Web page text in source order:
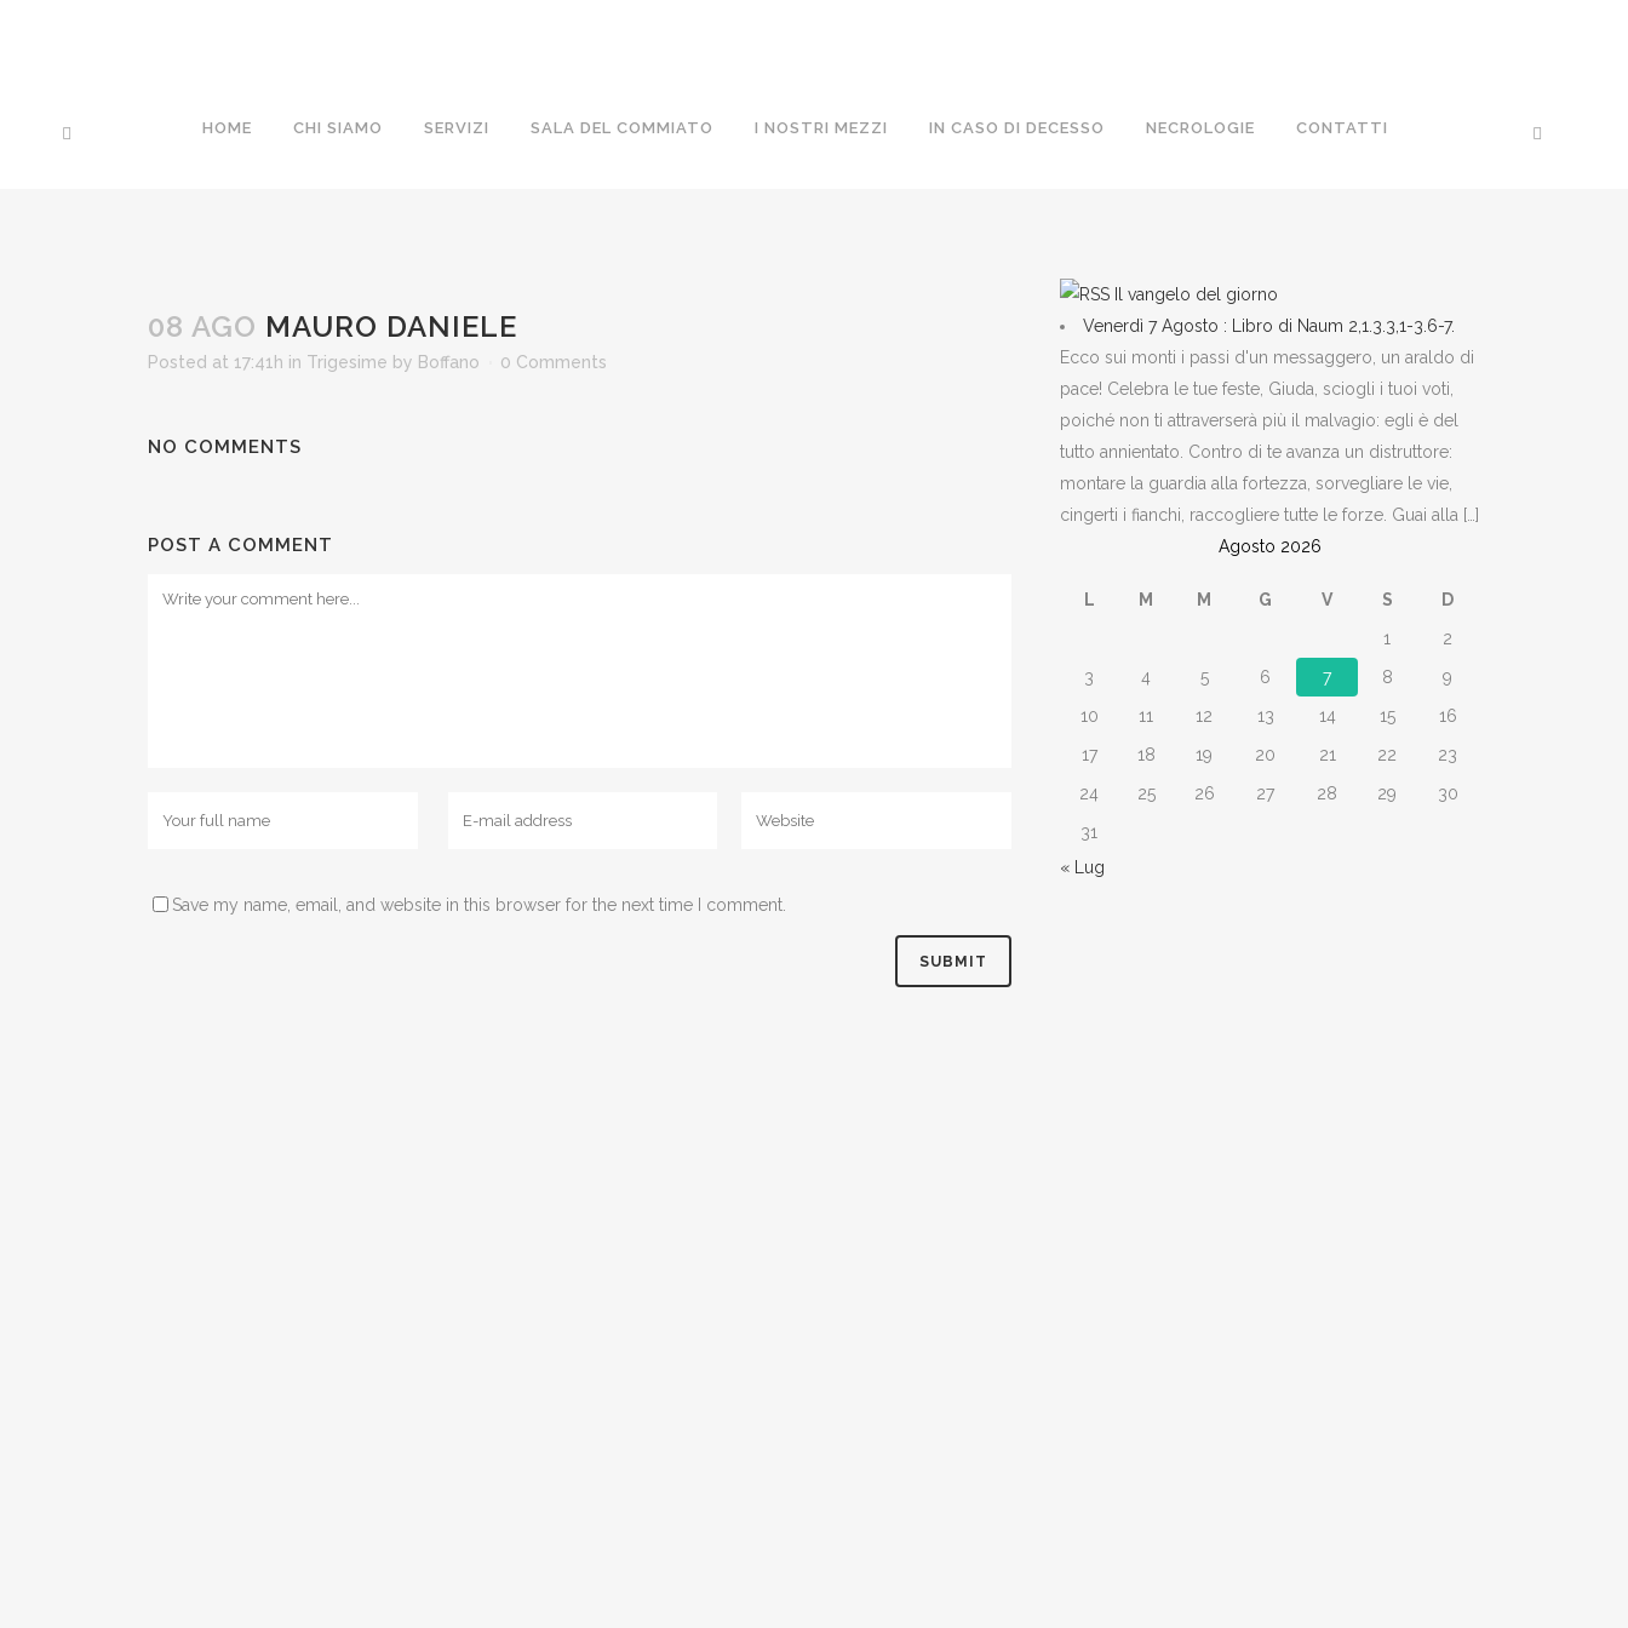
HOME CHI SIAMO SERVIZI SALA DEL COMMIATO I NOSTRI MEZZI IN CASO DI DECESSO NECROLOGIE CONTATTI
08 AGO MAURO DANIELE
Posted at 17:41h in Trigesime by Boffano 0 Comments
NO COMMENTS
POST A COMMENT
Save my name, email, and website in this browser for the next time I comment.
Il vangelo del giorno
Venerdì 7 Agosto : Libro di Naum 2,1.3.3,1-3.6-7.
Ecco sui monti i passi d'un messaggero, un araldo di
pace! Celebra le tue feste, Giuda, sciogli i tuoi voti,
poiché non ti attraverserà più il malvagio: egli è del
tutto annientato. Contro di te avanza un distruttore:
montare la guardia alla fortezza, sorvegliare le vie,
cingerti i fianchi, raccogliere tutte le forze. Guai alla […]
Agosto 2026
L M M G V S
D
1
2
3
4 5 6 7 8
9
10
11 12 13 14 15
16
17
18 19 20 21 22
23
24
25 26 27 28 29
30
31
« Lug